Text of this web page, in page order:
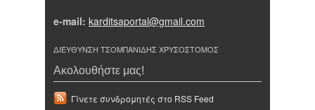
e-mail: karditsaportal@gmail.com
ΔΙΕΥΘΥΝΣΗ ΤΣΟΜΠΑΝΙΔΗΣ ΧΡΥΣΟΣΤΟΜΟΣ
Ακολουθήστε μας!
Γίνετε συνδρομητές στο RSS Feed